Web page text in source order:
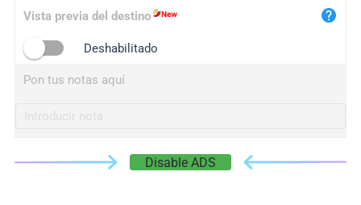
Vista previa del destino
Deshabilitado
Pon tus notas aquí
Disable ADS